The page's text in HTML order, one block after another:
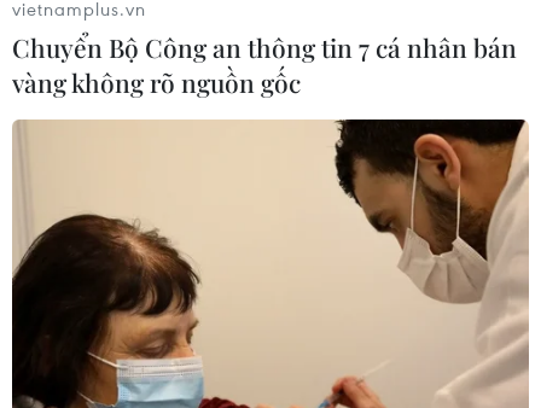
Hà Nội: Hai người tử vong do thời tiết
05/06/2017 10:35
Đợt nắng nóng gay gắt tại Hà Nội trong những ngày
đầu tháng Sáu, có lúc đạt mốc 42,5 độ C, khiến hai
người tử vong, nguyên nhân có thể do cảm nắng.
vietnamplus.vn
Chuyển Bộ Công an thông tin 7 cá nhân bán
vàng không rõ nguồn gốc